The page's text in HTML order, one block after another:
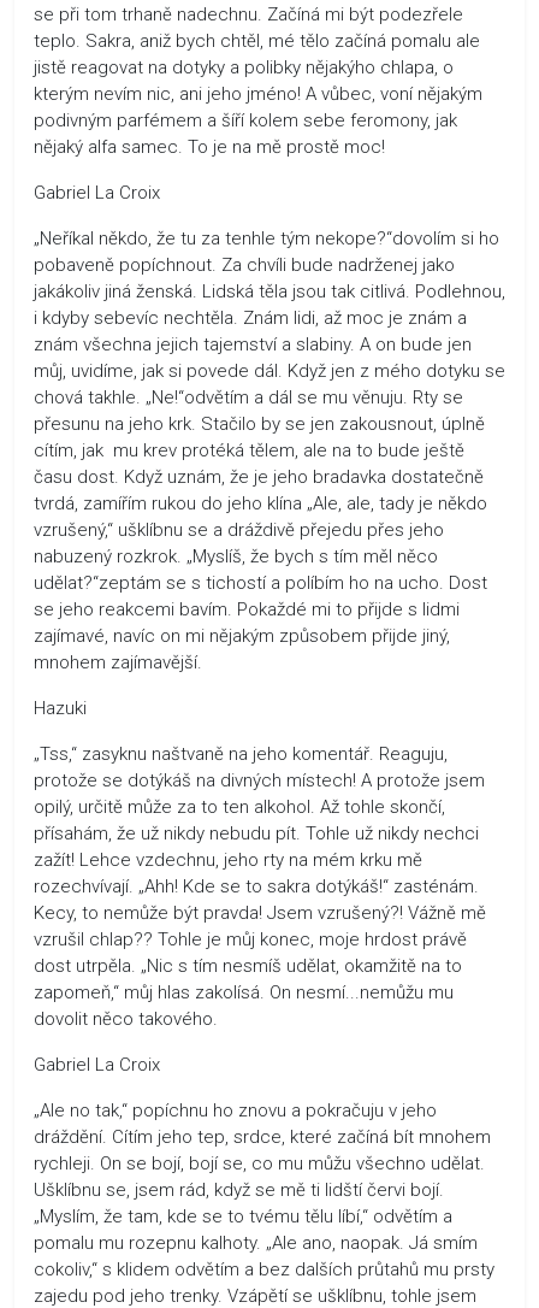
se při tom trhaně nadechnu. Začíná mi být podezřele
teplo. Sakra, aniž bych chtěl, mé tělo začíná pomalu ale
jistě reagovat na dotyky a polibky nějakýho chlapa, o
kterým nevím nic, ani jeho jméno! A vůbec, voní nějakým
podivným parfémem a šíří kolem sebe feromony, jak
nějaký alfa samec. To je na mě prostě moc!
Gabriel La Croix
„Neříkal někdo, že tu za tenhle tým nekope?“dovolím si ho
pobaveně popíchnout. Za chvíli bude nadrženej jako
jakákoliv jiná ženská. Lidská těla jsou tak citlivá. Podlehnou,
i kdyby sebevíc nechtěla. Znám lidi, až moc je znám a
znám všechna jejich tajemství a slabiny. A on bude jen
můj, uvidíme, jak si povede dál. Když jen z mého dotyku se
chová takhle. „Ne!“odvětím a dál se mu věnuju. Rty se
přesunu na jeho krk. Stačilo by se jen zakousnout, úplně
cítím, jak mu krev protéká tělem, ale na to bude ještě
času dost. Když uznám, že je jeho bradavka dostatečně
tvrdá, zamířím rukou do jeho klína „Ale, ale, tady je někdo
vzrušený,“ ušklíbnu se a dráždivě přejedu přes jeho
nabuzený rozkrok. „Myslíš, že bych s tím měl něco
udělat?“zeptám se s tichostí a políbím ho na ucho. Dost
se jeho reakcemi bavím. Pokaždé mi to přijde s lidmi
zajímavé, navíc on mi nějakým způsobem přijde jiný,
mnohem zajímavější.
Hazuki
„Tss,“ zasyknu naštvaně na jeho komentář. Reaguju,
protože se dotýkáš na divných místech! A protože jsem
opilý, určitě může za to ten alkohol. Až tohle skončí,
přísahám, že už nikdy nebudu pít. Tohle už nikdy nechci
zažít! Lehce vzdechnu, jeho rty na mém krku mě
rozechvívají. „Ahh! Kde se to sakra dotýkáš!“ zasténám.
Kecy, to nemůže být pravda! Jsem vzrušený?! Vážně mě
vzrušil chlap?? Tohle je můj konec, moje hrdost právě
dost utrpěla. „Nic s tím nesmíš udělat, okamžitě na to
zapomeň,“ můj hlas zakolísá. On nesmí...nemůžu mu
dovolit něco takového.
Gabriel La Croix
„Ale no tak,“ popíchnu ho znovu a pokračuju v jeho
dráždění. Cítím jeho tep, srdce, které začíná bít mnohem
rychleji. On se bojí, bojí se, co mu můžu všechno udělat.
Ušklíbnu se, jsem rád, když se mě ti lidští červi bojí.
„Myslím, že tam, kde se to tvému tělu líbí,“ odvětím a
pomalu mu rozepnu kalhoty. „Ale ano, naopak. Já smím
cokoliv,“ s klidem odvětím a bez dalších průtahů mu prsty
zajedu pod jeho trenky. Vzápětí se ušklíbnu, tohle jsem